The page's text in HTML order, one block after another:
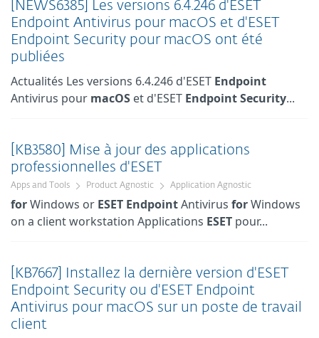
[NEWS6385] Les versions 6.4.246 d'ESET
Endpoint Antivirus pour macOS et d'ESET
Endpoint Security pour macOS ont été
publiées
Actualités Les versions 6.4.246 d'ESET Endpoint
Antivirus pour macOS et d'ESET EndpointSecurity...
[KB3580] Mise à jour des applications
professionnelles d'ESET
Apps and Tools Product Agnostic Application Agnostic
forWindows or ESET EndpointAntivirus forWindows
on a client workstation Applications ESET pour...
[KB7667] Installez la dernière version d'ESET
Endpoint Security ou d'ESET Endpoint
Antivirus pour macOS sur un poste de travail
client